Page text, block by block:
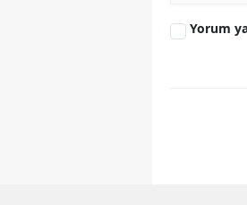
Yorum